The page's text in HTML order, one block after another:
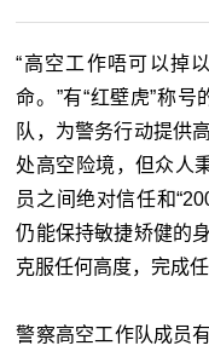
“高空工作唔可以掉
命。”有“红壁虎”称
队，为警务行动提供
处高空险境，但众人
员之间绝对信任和
仍能保持敏捷矫健的
克服任何高度，完成任
警察高空工作队成员